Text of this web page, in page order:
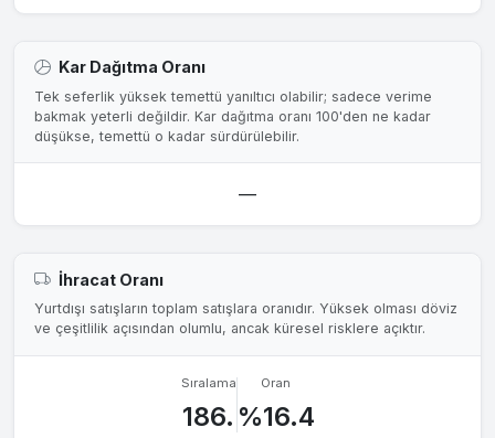
Kar Dağıtma Oranı
Tek seferlik yüksek temettü yanıltıcı olabilir; sadece verime
bakmak yeterli değildir. Kar dağıtma oranı 100'den ne kadar
düşükse, temettü o kadar sürdürülebilir.
—
İhracat Oranı
Yurtdışı satışların toplam satışlara oranıdır. Yüksek olması döviz
ve çeşitlilik açısından olumlu, ancak küresel risklere açıktır.
Sıralama
186.
Oran
%16.4